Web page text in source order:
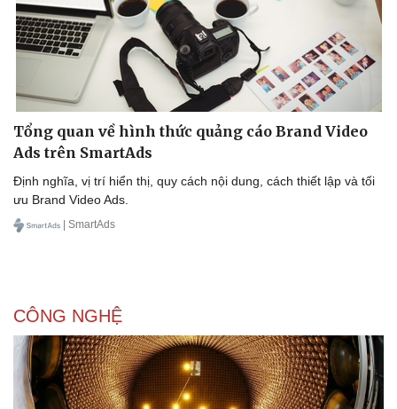
Tổng quan về hình thức quảng cáo Brand Video
Ads trên SmartAds
Định nghĩa, vị trí hiển thị, quy cách nội dung, cách thiết lập và tối
ưu Brand Video Ads.
| SmartAds
CÔNG NGHỆ